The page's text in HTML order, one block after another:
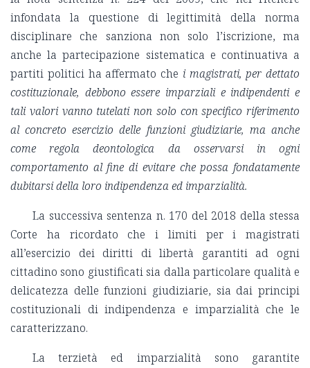
infondata la questione di legittimità della norma
disciplinare che sanziona non solo l’iscrizione, ma
anche la partecipazione sistematica e continuativa a
partiti politici ha affermato che i magistrati, per dettato
costituzionale, debbono essere imparziali e indipendenti e
tali valori vanno tutelati non solo con specifico riferimento
al concreto esercizio delle funzioni giudiziarie, ma anche
come regola deontologica da osservarsi in ogni
comportamento al fine di evitare che possa fondatamente
dubitarsi della loro indipendenza ed imparzialità.
La successiva sentenza n. 170 del 2018 della stessa
Corte ha ricordato che i limiti per i magistrati
all’esercizio dei diritti di libertà garantiti ad ogni
cittadino sono giustificati sia dalla particolare qualità e
delicatezza delle funzioni giudiziarie, sia dai principi
costituzionali di indipendenza e imparzialità che le
caratterizzano.
La terzietà ed imparzialità sono garantite